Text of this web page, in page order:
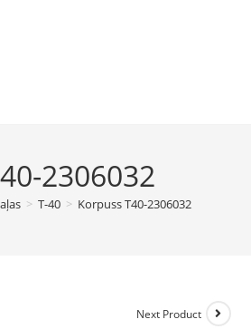
2306032
> T-40 > Korpuss T40-2306032
Next Product